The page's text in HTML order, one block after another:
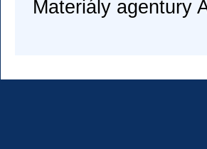
Materiály agentury